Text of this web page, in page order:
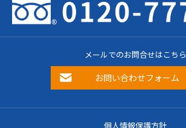
メールでのお問合せはこちら
お問い合わせフォーム
個人情報保護方針